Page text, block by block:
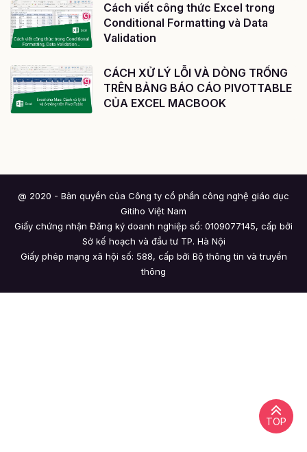
Cách viết công thức Excel trong
Conditional Formatting và Data
Validation
CÁCH XỬ LÝ LỖI VÀ DÒNG TRỐNG
TRÊN BẢNG BÁO CÁO PIVOTTABLE
CỦA EXCEL MACBOOK
TOP
@ 2020 - Bản quyền của Công ty cổ phần công nghệ giáo dục
Gitiho Việt Nam
Giấy chứng nhận Đăng ký doanh nghiệp số: 0109077145, cấp bởi
Sở kế hoạch và đầu tư TP. Hà Nội
Giấy phép mạng xã hội số: 588, cấp bởi Bộ thông tin và truyền
thông